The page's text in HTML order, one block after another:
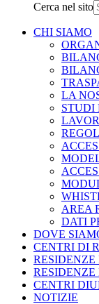
Cerca nel sito
CHI SIAMO
LA
STUDI
AREA
DATI
DOVE
CENTRI DI
CENTRI
NOTIZIE